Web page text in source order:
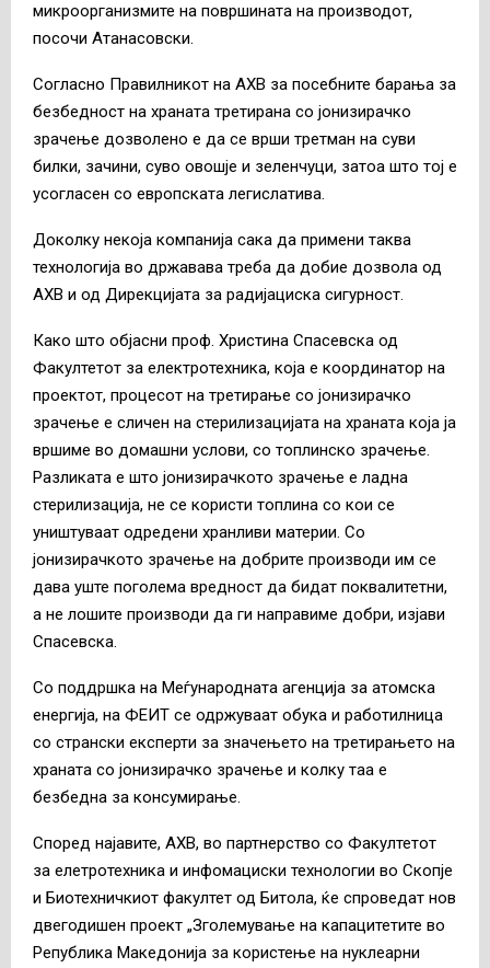
микроорганизмите на површината на производот,
посочи Атанасовски.
Согласно Правилникот на АХВ за посебните барања за
безбедност на храната третирана со јонизирачко
зрачење дозволено е да се врши третман на суви
билки, зачини, суво овошје и зеленчуци, затоа што тој е
усогласен со европската легислатива.
Доколку некоја компанија сака да примени таква
технологија во државава треба да добие дозвола од
АХВ и од Дирекцијата за радијациска сигурност.
Како што објасни проф. Христина Спасевска од
Факултетот за електротехника, која е координатор на
проектот, процесот на третирање со јонизирачко
зрачење е сличен на стерилизацијата на храната која ја
вршиме во домашни услови, со топлинско зрачење.
Разликата е што јонизирачкото зрачење е ладна
стерилизација, не се користи топлина со кои се
уништуваат одредени хранливи материи. Со
јонизирачкото зрачење на добрите производи им се
дава уште поголема вредност да бидат поквалитетни,
а не лошите производи да ги направиме добри, изјави
Спасевска.
Со поддршка на Меѓународната агенција за атомска
енергија, на ФЕИТ се одржуваат обука и работилница
со странски експерти за значењето на третирањето на
храната со јонизирачко зрачење и колку таа е
безбедна за консумирање.
Според најавите, АХВ, во партнерство со Факултетот
за елетротехника и инфомациски технологии во Скопје
и Биотехничкиот факултет од Битола, ќе спроведат нов
двегодишен проект „Зголемување на капацитетите во
Република Македонија за користење на нуклеарни